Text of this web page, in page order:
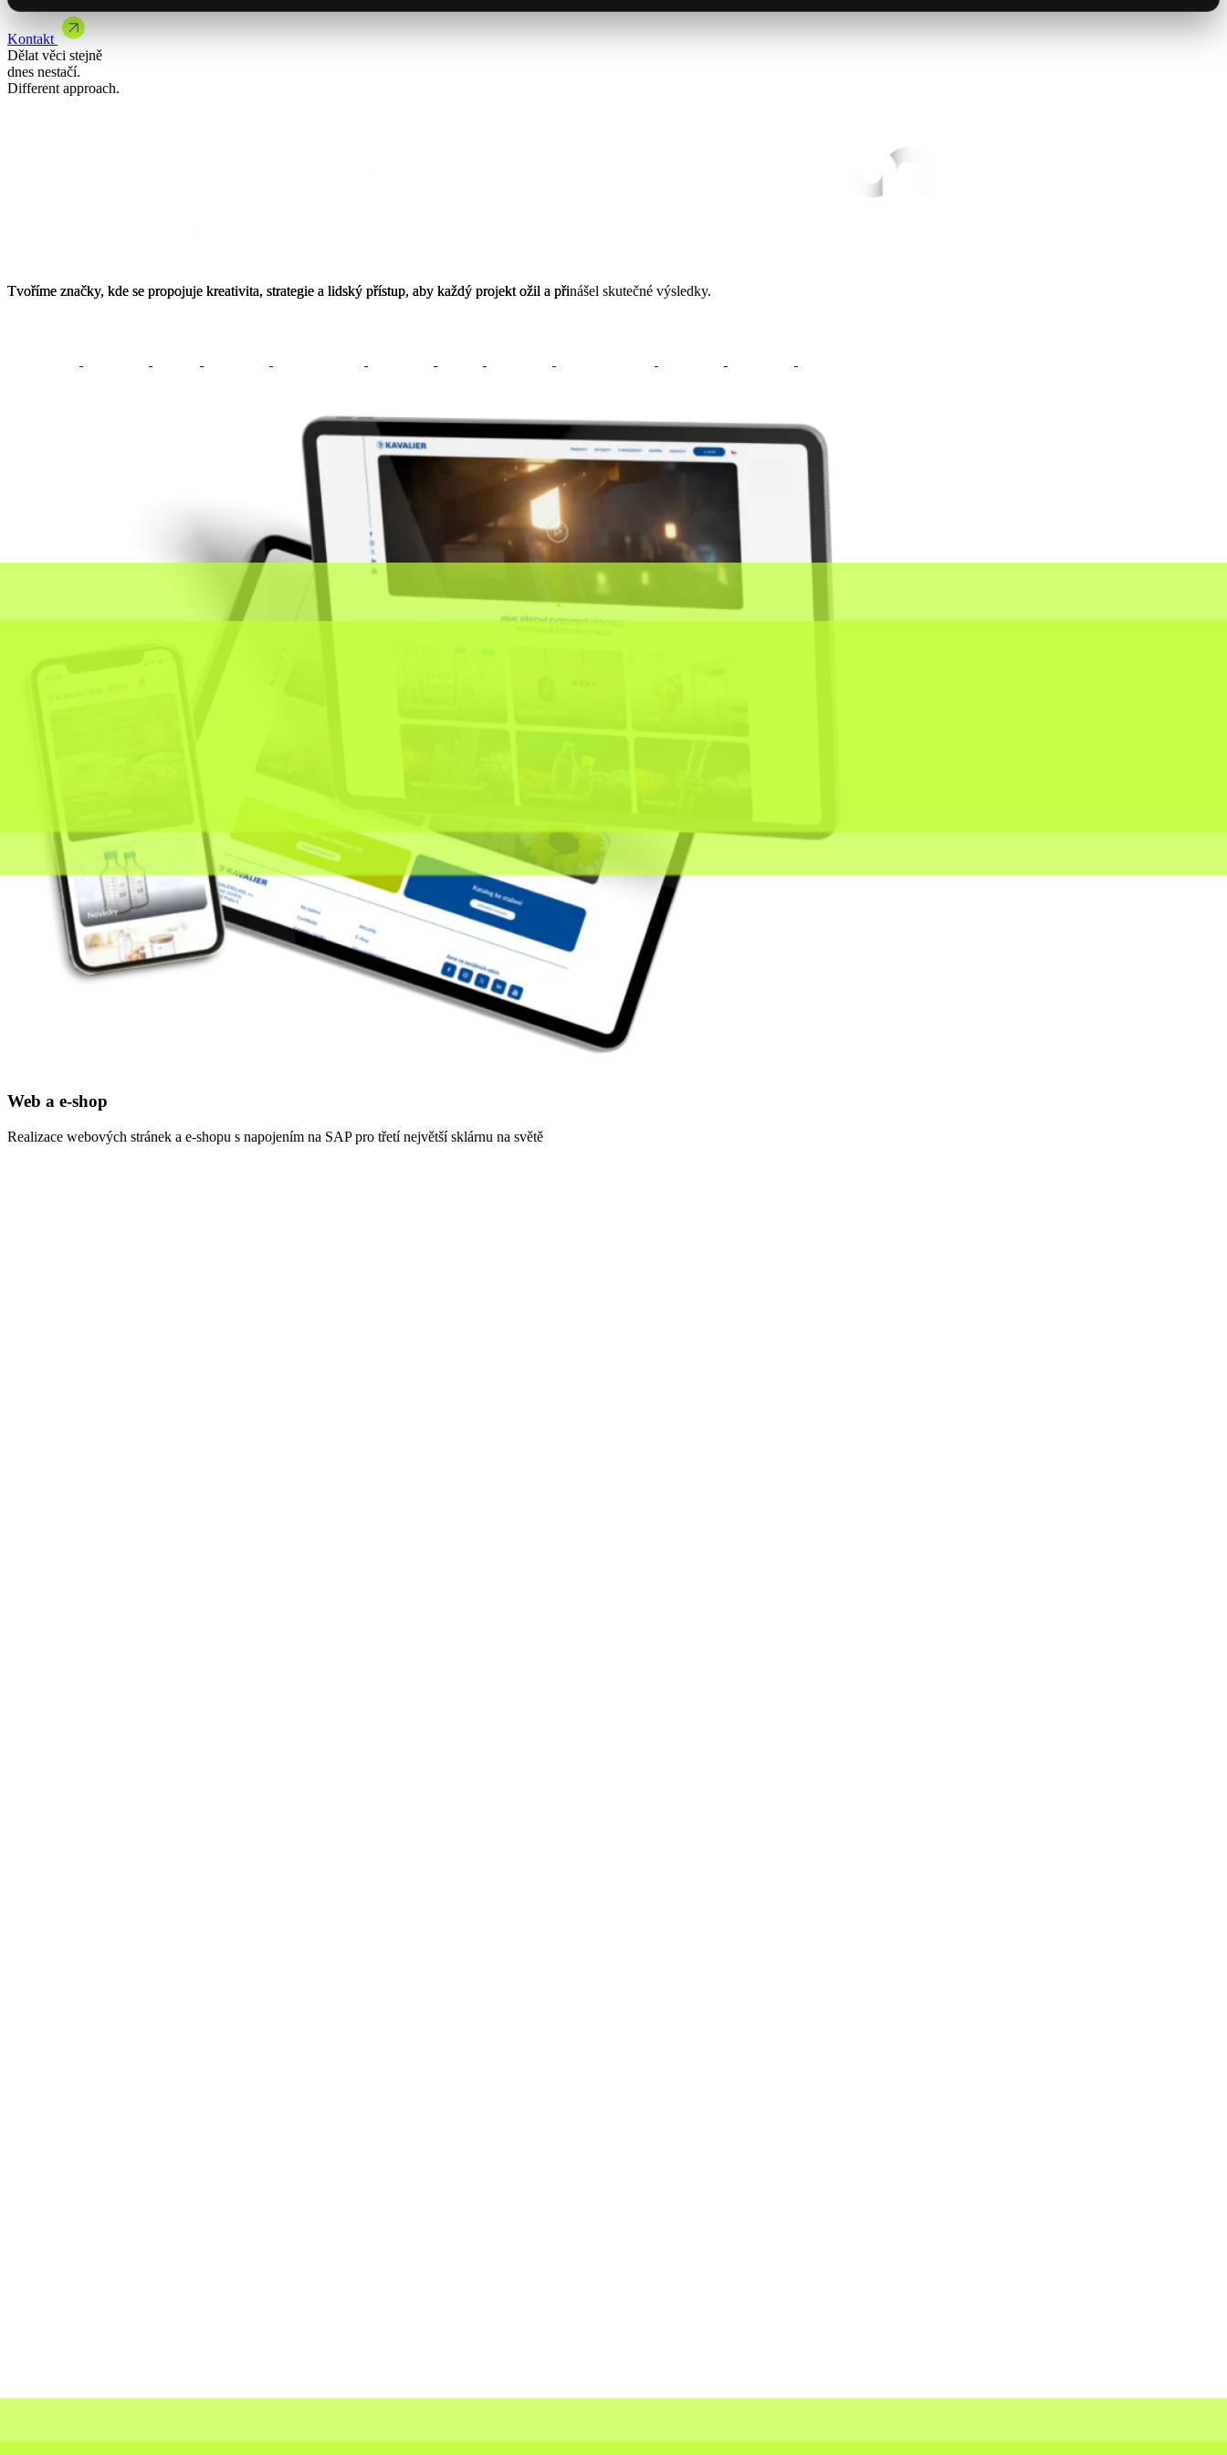
Externí marketingové oddělení
YDcollab: buďme obchodní partneři
Vybrat termín
Kontakt
Dělat věci stejně
dnes nestačí.
Different approach.
Tvoříme značky, kde se propojuje kreativita, strategie a lidský přístup, aby každý projekt ožil a přinášel skutečné výsledky.
Tvoříme značky, kde se propojuje kreativita, strategie a lidský přístup, aby každý projekt ožil a přinášel skutečné výsledky.
Web a e-shop
Realizace webových stránek a e-shopu s napojením na SAP pro třetí největší sklárnu na světě